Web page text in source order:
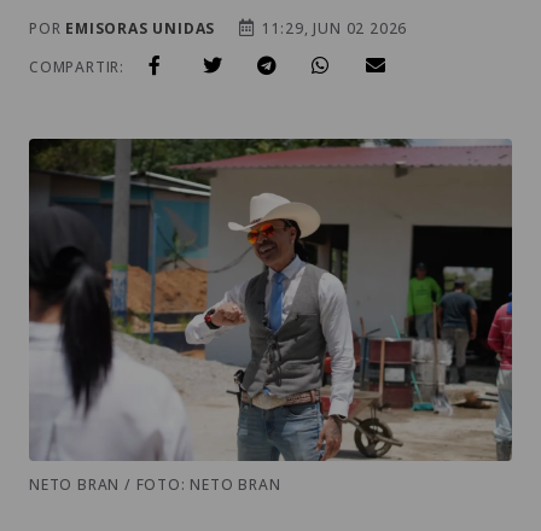
POR EMISORAS UNIDAS
11:29, JUN 02 2026
COMPARTIR:
NETO BRAN / FOTO: NETO BRAN